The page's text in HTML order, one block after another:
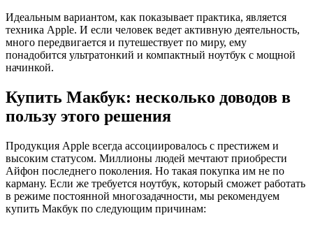
Идеальным вариантом, как показывает практика, является
техника Apple. И если человек ведет активную деятельность,
много передвигается и путешествует по миру, ему
понадобится ультратонкий и компактный ноутбук с мощной
начинкой.
Купить Макбук: несколько доводов в
пользу этого решения
Продукция Apple всегда ассоциировалось с престижем и
высоким статусом. Миллионы людей мечтают приобрести
Айфон последнего поколения. Но такая покупка им не по
карману. Если же требуется ноутбук, который сможет работать
в режиме постоянной многозадачности, мы рекомендуем
купить Макбук по следующим причинам: